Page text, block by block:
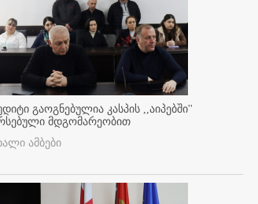
გაოგნებულია კასპის ,,აიპებში''
მდგომარეობით
ამბები